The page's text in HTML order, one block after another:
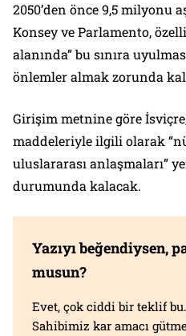
2050’den önce 9,5 milyonu
Konsey ve Parlamento,
alanında” bu sınıra
önlemler almak zorunda
Girişim metnine göre
maddeleriyle ilgili olarak
uluslararası anlaşmaları”
durumunda kalacak.
Yazıyı beğendiysen,
musun?
Evet, çok ciddi bir teklif
Sahibimiz kar amacı